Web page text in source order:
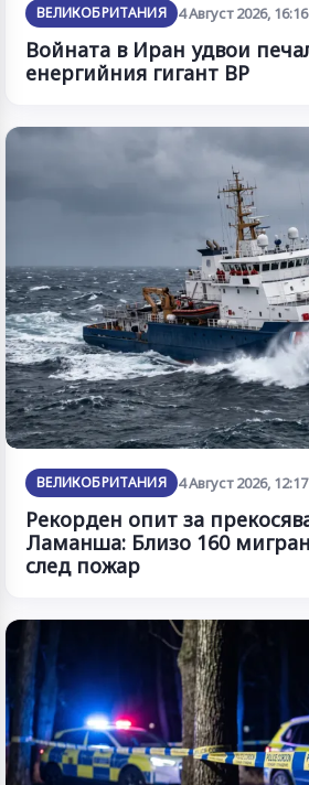
ВЕЛИКОБРИТАНИЯ 4 Август 2026, 16:16
Войната в Иран удвои
енергийния гигант BP
ВЕЛИКОБРИТАНИЯ 4 Август 2026, 12:17
Рекорден опит за
Ламанша: Близо 160
след пожар